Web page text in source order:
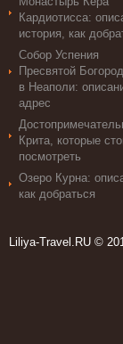
Кардиотисса:
история, как
Собор Успения
Пресвятой
в Неаполи:
адрес
Крита, которые
посмотреть
Озеро Курна:
как добраться
Liliya-Travel.RU ©